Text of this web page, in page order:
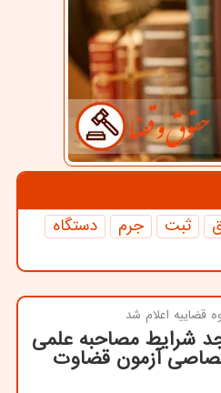
ثبت جرم
دستگاه
قضاییه اعلام شد
گانه واجد شرایط مصاحبه علمی
آزمون قضاوت